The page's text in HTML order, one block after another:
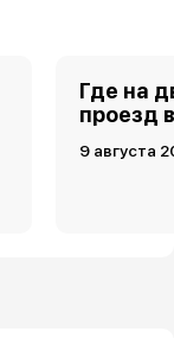
Где на
проезд
9 августа